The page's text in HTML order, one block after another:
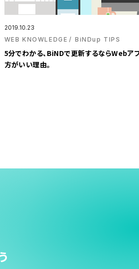
2019.10.23
WEB KNOWLEDGE
BiNDup TIPS
5分でわかる、BiNDで更新するならWebア
方がいい理由。